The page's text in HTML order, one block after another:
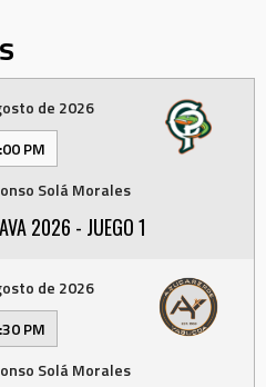
de 2026
PM
Solá Morales
2026 - JUEGO 1
de 2026
PM
Solá Morales